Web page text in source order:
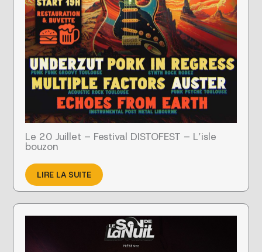
Le 20 Juillet – Festival DISTOFEST – L’isle
bouzon
LIRE LA SUITE